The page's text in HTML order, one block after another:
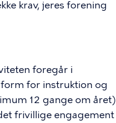
krav, jeres forening
foregår i
for instruktion og
12 gange om året)
frivillige engagement